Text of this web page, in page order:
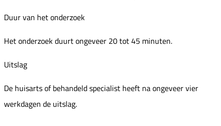
Duur van het onderzoek
Het onderzoek duurt ongeveer 20 tot 45 minuten.
Uitslag
De huisarts of behandeld specialist heeft na ongeveer vier
werkdagen de uitslag.